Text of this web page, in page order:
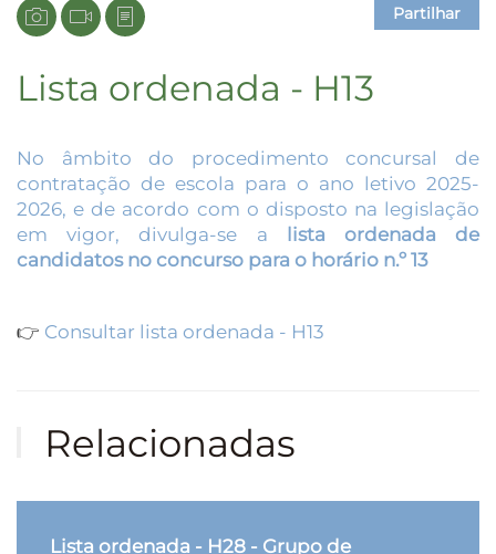
Partilhar
Lista ordenada - H13
No âmbito do procedimento concursal de
contratação de escola para o ano letivo 2025-
2026, e de acordo com o disposto na legislação
em vigor, divulga-se a lista ordenada de
candidatos no concurso para o horário n.º 13
👉 Consultar lista ordenada - H13
Relacionadas
Lista ordenada - H28 - Grupo de